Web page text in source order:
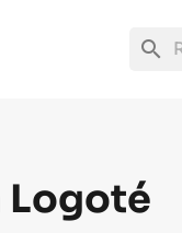
search
Logoté